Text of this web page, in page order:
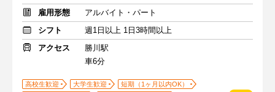
雇用形態
アルバイト・パート
シフト
週1日以上 1日3時間以上
アクセス
勝川駅
車6分
高校生歓迎 大学生歓迎
短期（1ヶ月以内OK）